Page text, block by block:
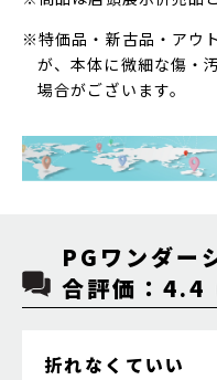
※特価品・新古品・アウ
が、本体に微細な傷・
場合がございます。
PGワンダー
合評価：4.4
折れなくていい